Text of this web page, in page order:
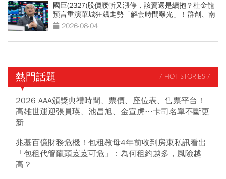
國巨(2327)股價腰斬又漲停，該賣還是續抱？杜金龍
預言重演華城狂飆走勢「解套時間曝光」！群創、南
亞科也點名
2026-08-04
熱門話題 / HOT STORIES /
2026 AAA頒獎典禮時間、票價、座位表、售票平台！
高雄世運迎張員瑛、池昌旭、金宣虎…卡司名單不斷更
新
兆基百億財務危機！包租教母4年前收到房東私訊看出
「包租代管龍頭岌岌可危」：為何租約越多，風險越
高？